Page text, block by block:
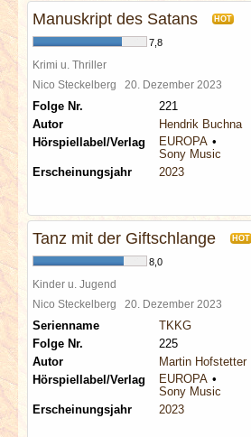
Manuskript des Satans HOT
7,8
Krimi u. Thriller
Nico Steckelberg 20. Dezember 2023
Folge Nr.
221
Autor
Hendrik Buchna
Hörspiellabel/Verlag
EUROPA
Sony Music
Erscheinungsjahr
2023
Tanz mit der Giftschlange HOT
8,0
Kinder u. Jugend
Nico Steckelberg 20. Dezember 2023
Serienname
TKKG
Folge Nr.
225
Autor
Martin Hofstetter
Hörspiellabel/Verlag
EUROPA
Sony Music
Erscheinungsjahr
2023